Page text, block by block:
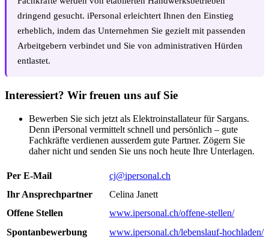
dringend gesucht. iPersonal erleichtert Ihnen den Einstieg
erheblich, indem das Unternehmen Sie gezielt mit passenden
Arbeitgebern verbindet und Sie von administrativen Hürden
entlastet.
Interessiert? Wir freuen uns auf Sie
Bewerben Sie sich jetzt als Elektroinstallateur für Sargans.
Denn iPersonal vermittelt schnell und persönlich – gute
Fachkräfte verdienen ausserdem gute Partner. Zögern Sie
daher nicht und senden Sie uns noch heute Ihre Unterlagen.
Per E-Mail
cj@ipersonal.ch
Ihr Ansprechpartner
Celina Janett
Offene Stellen
www.ipersonal.ch/offene-stellen/
Spontanbewerbung
www.ipersonal.ch/lebenslauf-hochladen/